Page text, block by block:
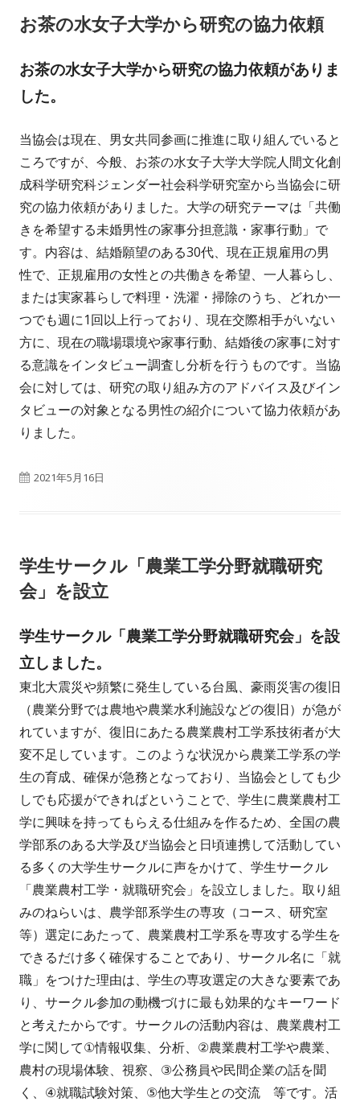
お茶の水女子大学から研究の協力依頼
お茶の水女子大学から研究の協力依頼がありま
した。
当協会は現在、男女共同参画に推進に取り組んでいると
ころですが、今般、お茶の水女子大学大学院人間文化創
成科学研究科ジェンダー社会科学研究室から当協会に研
究の協力依頼がありました。大学の研究テーマは「共働
きを希望する未婚男性の家事分担意識・家事行動」で
す。内容は、結婚願望のある30代、現在正規雇用の男
性で、正規雇用の女性との共働きを希望、一人暮らし、
または実家暮らしで料理・洗濯・掃除のうち、どれか一
つでも週に1回以上行っており、現在交際相手がいない
方に、現在の職場環境や家事行動、結婚後の家事に対す
る意識をインタビュー調査し分析を行うものです。当協
会に対しては、研究の取り組み方のアドバイス及びイン
タビューの対象となる男性の紹介について協力依頼があ
りました。
公
2021年5月16日
学生サークル「農業工学分野就職研究
会」を設立
学生サークル「農業工学分野就職研究会」を設
立しました。
東北大震災や頻繁に発生している台風、豪雨災害の復旧
（農業分野では農地や農業水利施設などの復旧）が急が
れていますが、復旧にあたる農業農村工学系技術者が大
変不足しています。このような状況から農業工学系の学
生の育成、確保が急務となっており、当協会としても少
しでも応援ができればということで、学生に農業農村工
学に興味を持ってもらえる仕組みを作るため、全国の農
学部系のある大学及び当協会と日頃連携して活動してい
る多くの大学生サークルに声をかけて、学生サークル
「農業農村工学・就職研究会」を設立しました。取り組
みのねらいは、農学部系学生の専攻（コース、研究室
等）選定にあたって、農業農村工学系を専攻する学生を
できるだけ多く確保することであり、サークル名に「就
職」をつけた理由は、学生の専攻選定の大きな要素であ
り、サークル参加の動機づけに最も効果的なキーワード
と考えたからです。サークルの活動内容は、農業農村工
学に関して①情報収集、分析、②農業農村工学や農業、
農村の現場体験、視察、③公務員や民間企業の話を聞
く、④就職試験対策、⑤他大学生との交流 等です。活